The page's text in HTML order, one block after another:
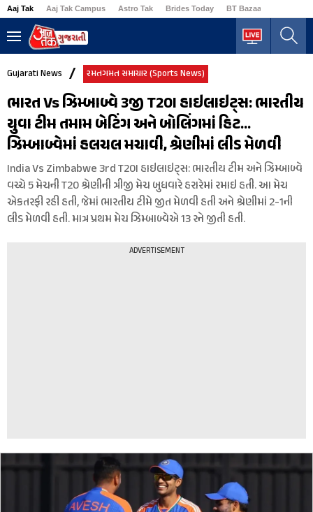
Aaj Tak Aaj Tak Campus Astro Tak Brides Today BT Bazaar
Gujarati News રમતગમત સમાચાર (Sports News)
ભારત Vs ઝિમ્બાબ્વે 3જી T20I હાઇલાઇટ્સ: ભારતીય
યુવા ટીમ તમામ બેટિંગ અને બોલિંગમાં હિટ...
ઝિમ્બાબ્વેમાં હલચલ મચાવી, શ્રેણીમાં લીડ મેળવી
India Vs Zimbabwe 3rd T20I હાઇલાઇટ્સ: ભારતીય ટીમ અને ઝિમ્બાબ્વે
વચ્ચે 5 મેચની T20 શ્રેણીની ત્રીજી મેચ બુધવારે હરારેમાં રમાઇ હતી. આ મેચ
એકતરફી રહી હતી, જેમાં ભારતીય ટીમે જીત મેળવી હતી અને શ્રેણીમાં 2-1ની
લીડ મેળવી હતી. માત્ર પ્રથમ મેચ ઝિમ્બાબ્વેએ 13 રને જીતી હતી.
ADVERTISEMENT